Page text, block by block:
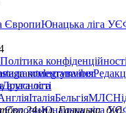
ЄвропиЮнацька ліга
Політика
коментування
власності
telegramviber
Друга ліга
ІталіяБельгіяМЛС
ЄвропиЮнацька ліга
24»пл. Галицька,